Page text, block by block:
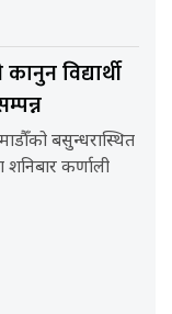
विद्यार्थी
बसुन्धरास्थित
कर्णाली